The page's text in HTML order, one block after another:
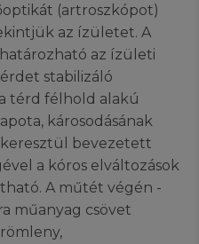
(artroszkópot)
az ízületet. A
az ízületi
stabilizáló
térd félhold alakú
károsodásának
keresztül bevezetett
a kóros elváltozások
A műtét végén -
műanyag csövet